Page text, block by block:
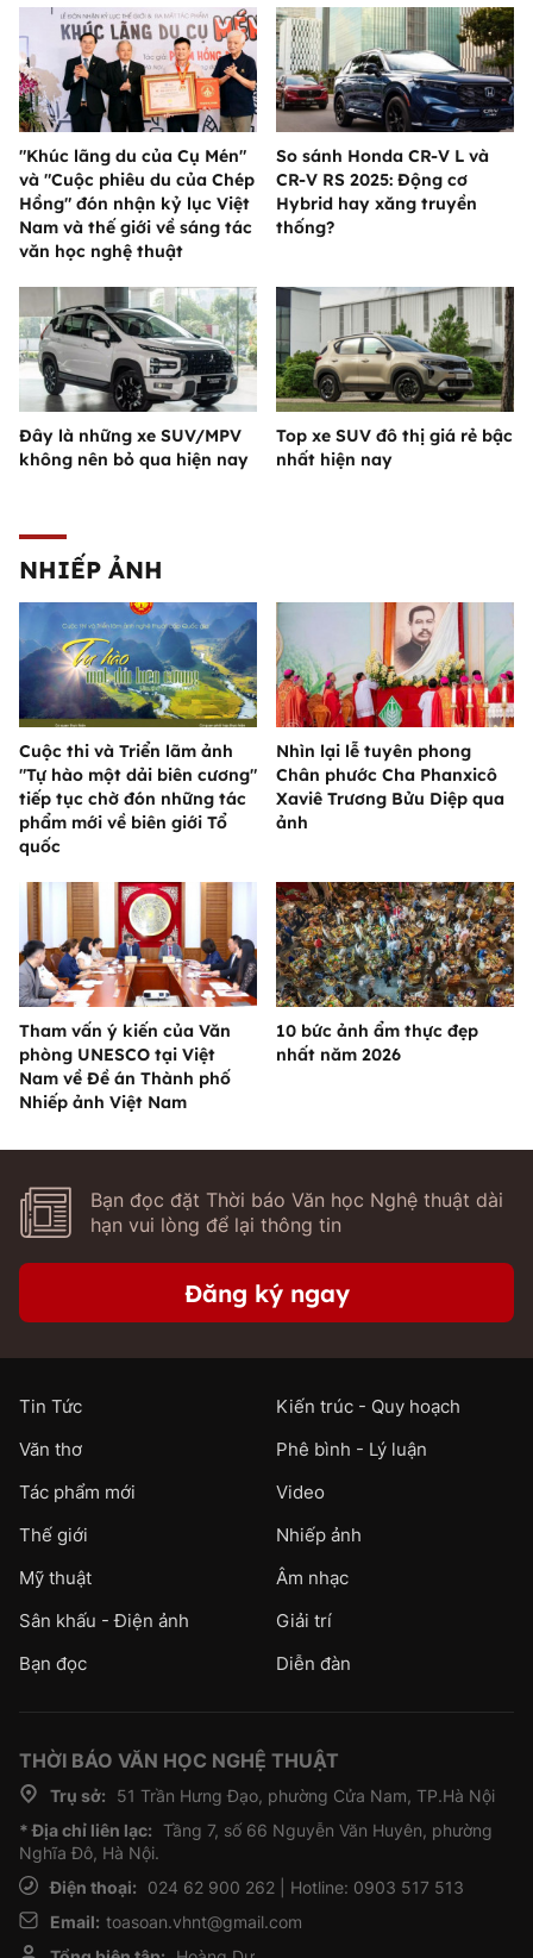
"Khúc lãng du của Cụ Mén"
và "Cuộc phiêu du của Chép
Hồng" đón nhận kỷ lục Việt
Nam và thế giới về sáng tác
văn học nghệ thuật
So sánh Honda CR-V L và
CR-V RS 2025: Động cơ
Hybrid hay xăng truyền
thống?
Đây là những xe SUV/MPV
không nên bỏ qua hiện nay
Top xe SUV đô thị giá rẻ bậc
nhất hiện nay
NHIẾP ẢNH
Cuộc thi và Triển lãm ảnh
"Tự hào một dải biên cương"
tiếp tục chờ đón những tác
phẩm mới về biên giới Tổ
quốc
Nhìn lại lễ tuyên phong
Chân phước Cha Phanxicô
Xaviê Trương Bửu Diệp qua
ảnh
Tham vấn ý kiến của Văn
phòng UNESCO tại Việt
Nam về Đề án Thành phố
Nhiếp ảnh Việt Nam
10 bức ảnh ẩm thực đẹp
nhất năm 2026
Bạn đọc đặt Thời báo Văn học Nghệ thuật dài
hạn vui lòng để lại thông tin
Đăng ký ngay
Tin Tức
Kiến trúc - Quy hoạch
Văn thơ
Phê bình - Lý luận
Tác phẩm mới
Video
Thế giới
Nhiếp ảnh
Mỹ thuật
Âm nhạc
Sân khấu - Điện ảnh
Giải trí
Bạn đọc
Diễn đàn
THỜI BÁO VĂN HỌC NGHỆ THUẬT
Trụ sở:
51 Trần Hưng Đạo, phường Cửa Nam, TP.Hà Nội
* Địa chỉ liên lạc: Tầng 7, số 66 Nguyễn Văn Huyên, phường
Nghĩa Đô, Hà Nội.
Điện thoại:
024 62 900 262 | Hotline: 0903 517 513
Email: toasoan.vhnt@gmail.com